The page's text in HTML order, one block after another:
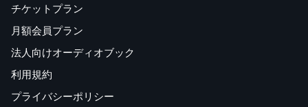
チケットプラン
月額会員プラン
法人向けオーディオブック
利用規約
プライバシーポリシー